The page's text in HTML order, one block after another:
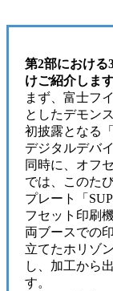
第2部における
けご紹介します
まず、富士フ
としたデモン
初披露となる
デジタルデバ
同時に、オフ
では、このた
プレート「
フセット印刷
両ブースでの
立てたホリゾ
し、加工から
す。